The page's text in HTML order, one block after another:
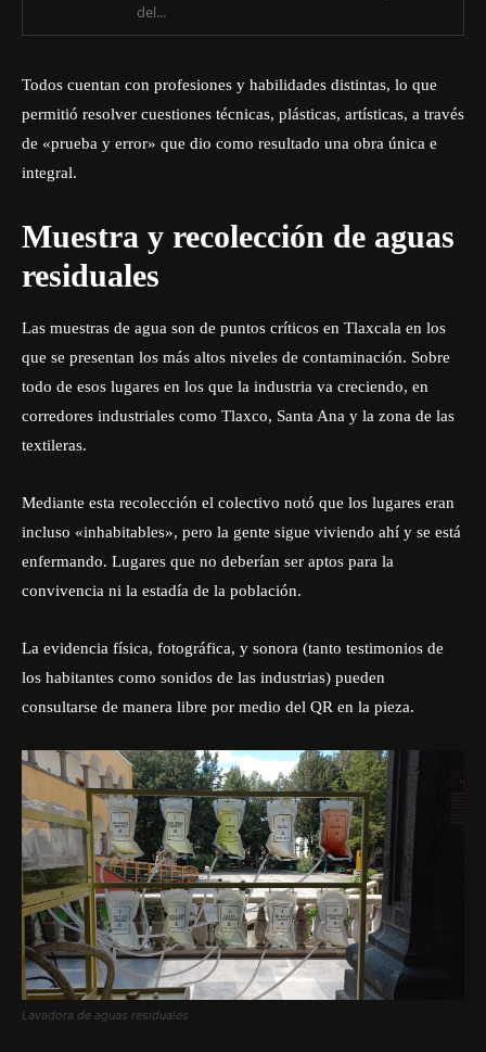
del...
Todos cuentan con profesiones y habilidades distintas, lo que
permitió resolver cuestiones técnicas, plásticas, artísticas, a través
de «prueba y error» que dio como resultado una obra única e
integral.
Muestra y recolección de aguas
residuales
Las muestras de agua son de puntos críticos en Tlaxcala en los
que se presentan los más altos niveles de contaminación. Sobre
todo de esos lugares en los que la industria va creciendo, en
corredores industriales como Tlaxco, Santa Ana y la zona de las
textileras.
Mediante esta recolección el colectivo notó que los lugares eran
incluso «inhabitables», pero la gente sigue viviendo ahí y se está
enfermando. Lugares que no deberían ser aptos para la
convivencia ni la estadía de la población.
La evidencia física, fotográfica, y sonora (tanto testimonios de
los habitantes como sonidos de las industrias) pueden
consultarse de manera libre por medio del QR en la pieza.
Lavadora de aguas residuales